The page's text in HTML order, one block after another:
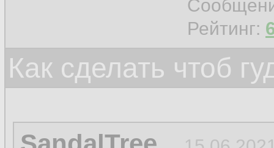
Рейтинг:
Как сделать чтоб